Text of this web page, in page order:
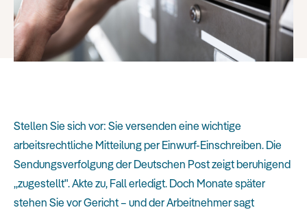
Stellen Sie sich vor: Sie versenden eine wichtige
arbeitsrechtliche Mitteilung per Einwurf-Einschreiben. Die
Sendungsverfolgung der Deutschen Post zeigt beruhigend
„zugestellt". Akte zu, Fall erledigt. Doch Monate später
stehen Sie vor Gericht – und der Arbeitnehmer sagt